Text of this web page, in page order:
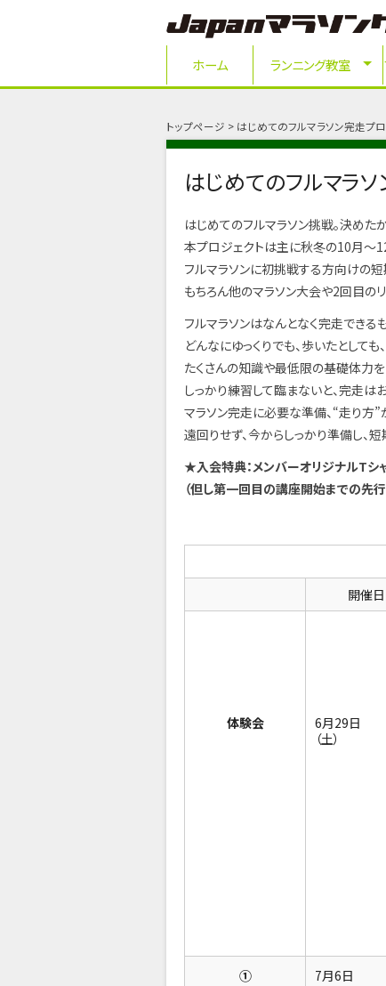
ホーム ランニング教室
トップページ はじめてのフルマラソン完走プロ
はじめてのフルマラソ
はじめてのフルマラソン挑戦。決めた
本プロジェクトは主に秋冬の10月～12
フルマラソンに初挑戦する方向けの
もちろん他のマラソン大会や2回目の
フルマラソンはなんとなく完走できる
どんなにゆっくりでも、歩いたとして
たくさんの知識や最低限の基礎体力
しっかり練習して臨まないと、完走は
マラソン完走に必要な準備、“走り方”
遠回りせず、今からしっかり準備し、
★入会特典：メンバーオリジナルTシ
（但し第一回目の講座開始までの先
スケジュール
開催日
体験会
6月29日
（土）
①
7月6日